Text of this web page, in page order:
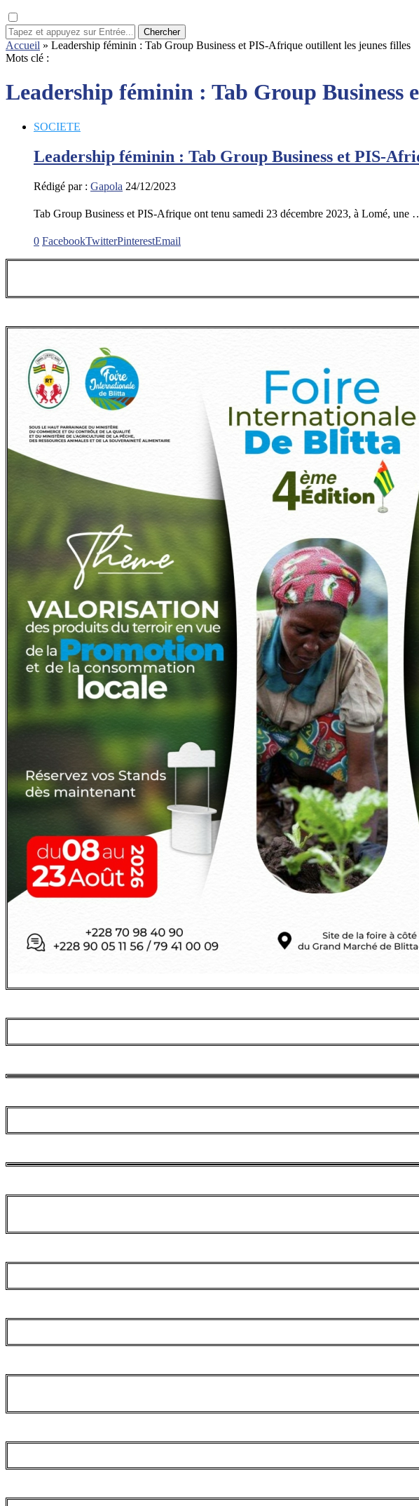
Chercher
Accueil » Leadership féminin : Tab Group Business et PIS-Afrique outillent les jeunes filles
Mots clé :
Leadership féminin : Tab Group
SOCIETE
Leadership féminin : Tab Group Business et PIS-
Rédigé par : Gapola 24/12/2023
Tab Group Business et PIS-Afrique ont tenu samedi 23 décembre 2023, à Lomé, une
0 FacebookTwitterPinterestEmail